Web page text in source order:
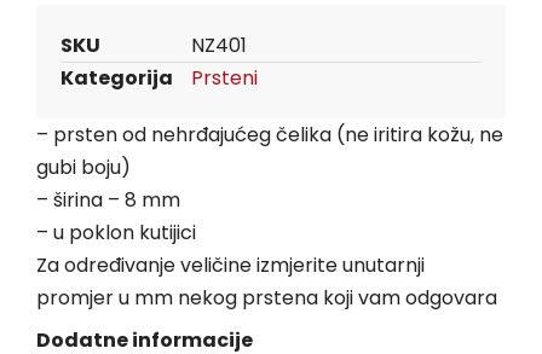
SKU NZ401
Kategorija Prsteni
– prsten od nehrđajućeg čelika (ne iritira kožu, ne
gubi boju)
– širina – 8 mm
– u poklon kutijici
Za određivanje veličine izmjerite unutarnji
promjer u mm nekog prstena koji vam odgovara
Dodatne informacije